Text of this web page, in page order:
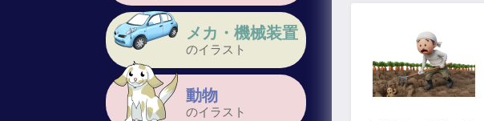
メカ・機械装置
のイラスト
動物
のイラスト